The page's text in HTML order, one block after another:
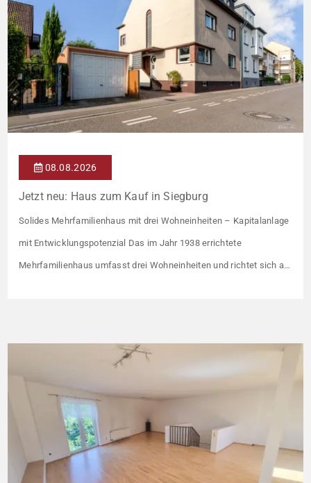
08.08.2026
Jetzt neu: Haus zum Kauf in Siegburg
Solides Mehrfamilienhaus mit drei Wohneinheiten – Kapitalanlage
mit Entwicklungspotenzial Das im Jahr 1938 errichtete
Mehrfamilienhaus umfasst drei Wohneinheiten und richtet sich an
Damit liegt das Mietniveau deutlich unter dem ortsüblichen